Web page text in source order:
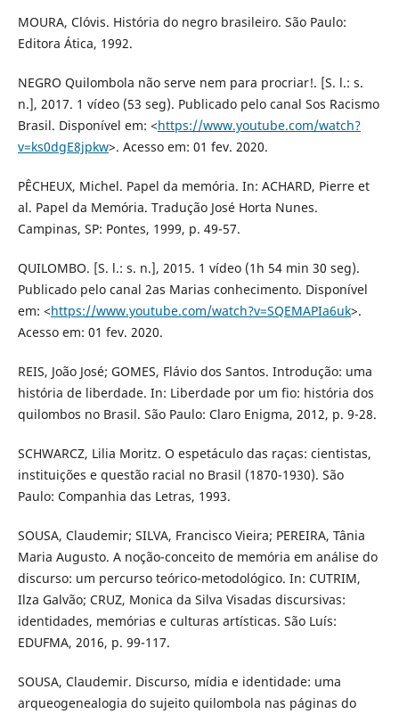
MOURA, Clóvis. História do negro brasileiro. São Paulo:
Editora Ática, 1992.
NEGRO Quilombola não serve nem para procriar!. [S. l.: s.
n.], 2017. 1 vídeo (53 seg). Publicado pelo canal Sos Racismo
Brasil. Disponível em: <https://www.youtube.com/watch?
v=ks0dgE8jpkw>. Acesso em: 01 fev. 2020.
PÊCHEUX, Michel. Papel da memória. In: ACHARD, Pierre et
al. Papel da Memória. Tradução José Horta Nunes.
Campinas, SP: Pontes, 1999, p. 49-57.
QUILOMBO. [S. l.: s. n.], 2015. 1 vídeo (1h 54 min 30 seg).
Publicado pelo canal 2as Marias conhecimento. Disponível
em: <https://www.youtube.com/watch?v=SQEMAPIa6uk>.
Acesso em: 01 fev. 2020.
REIS, João José; GOMES, Flávio dos Santos. Introdução: uma
história de liberdade. In: Liberdade por um fio: história dos
quilombos no Brasil. São Paulo: Claro Enigma, 2012, p. 9-28.
SCHWARCZ, Lilia Moritz. O espetáculo das raças: cientistas,
instituições e questão racial no Brasil (1870-1930). São
Paulo: Companhia das Letras, 1993.
SOUSA, Claudemir; SILVA, Francisco Vieira; PEREIRA, Tânia
Maria Augusto. A noção-conceito de memória em análise do
discurso: um percurso teórico-metodológico. In: CUTRIM,
Ilza Galvão; CRUZ, Monica da Silva Visadas discursivas:
identidades, memórias e culturas artísticas. São Luís:
EDUFMA, 2016, p. 99-117.
SOUSA, Claudemir. Discurso, mídia e identidade: uma
arqueogenealogia do sujeito quilombola nas páginas do